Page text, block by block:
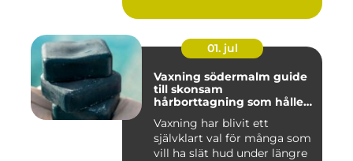
01. jul
Vaxning södermalm guide
till skonsam
hårborttagning som håller
Vaxning har blivit ett
självklart val för många som
vill ha slät hud under längre